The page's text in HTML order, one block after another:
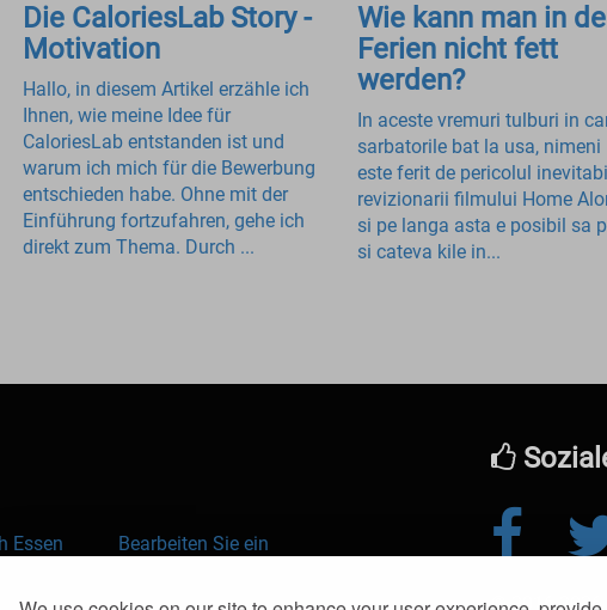
Die CaloriesLab Story -
Motivation
Hallo, in diesem Artikel erzähle ich
Ihnen, wie meine Idee für
CaloriesLab entstanden ist und
warum ich mich für die Bewerbung
entschieden habe. Ohne mit der
Einführung fortzufahren, gehe ich
direkt zum Thema. Durch ...
Wie kann man in
Ferien nicht fett
werden?
In aceste vremuri tulburi in
sarbatorile bat la usa, nimeni
este ferit de pericolul
revizionarii filmului Home
si pe langa asta e posibil sa
si cateva kile in...
Essen
Bearbeiten Sie ein
© 2016-2026